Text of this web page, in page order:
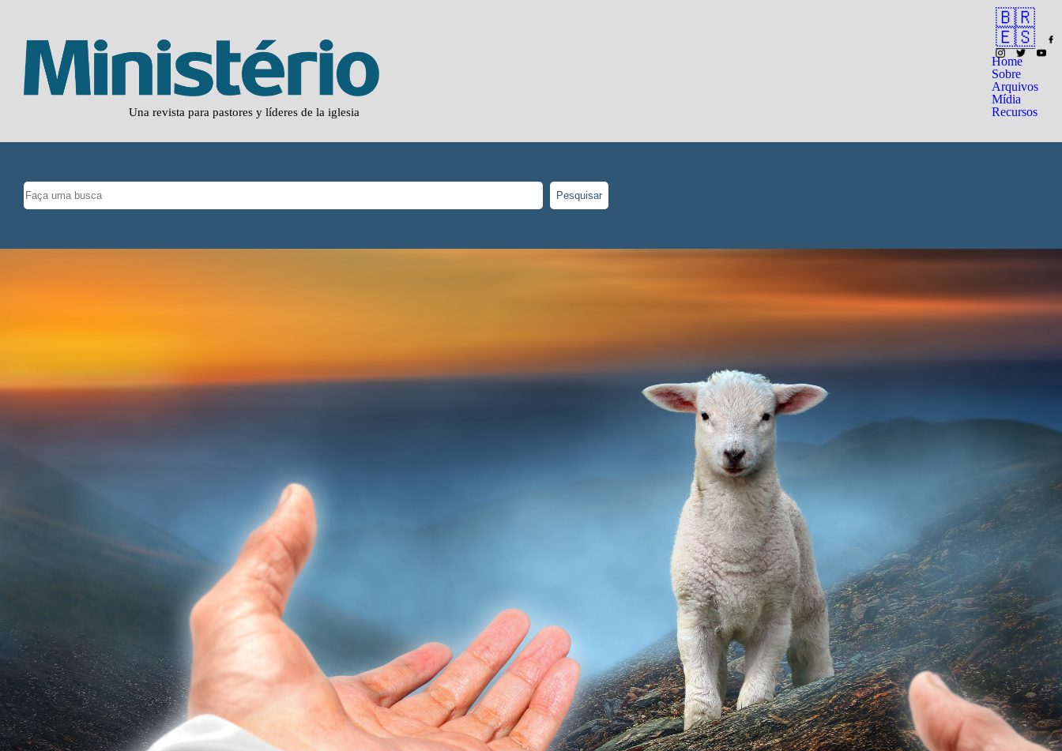
Una revista para pastores y líderes de la iglesia
Home
Sobre
Arquivos
Mídia
Recursos
🇧🇷
🇪🇸
Pesquisar